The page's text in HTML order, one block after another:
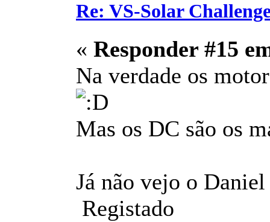
Re: VS-Solar
« Responder #15
Na verdade os
Mas os DC são os
Já não vejo o
Registado